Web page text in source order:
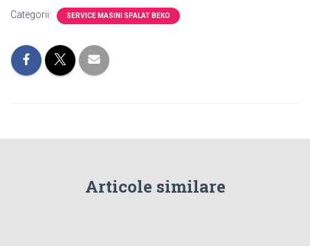
Categorii: SERVICE MASINI SPALAT BEKO
Articole similare